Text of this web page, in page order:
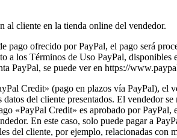
al cliente en la tienda online del vendedor.
pago ofrecido por PayPal, el pago será
a los Términos de Uso PayPal,
PayPal, se puede ver en https://
Credit» (pago en plazos vía PayPal), el
del cliente presentados. El vendedor
«PayPal Credit» es aprobado por
En este caso, solo puede pagar a
del cliente, por ejemplo, relacionadas